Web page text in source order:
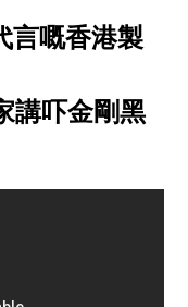
言嘅香港製
講吓金剛黑